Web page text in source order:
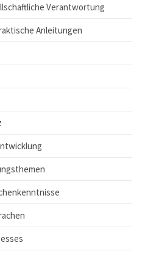
Verantwortung
Anleitungen